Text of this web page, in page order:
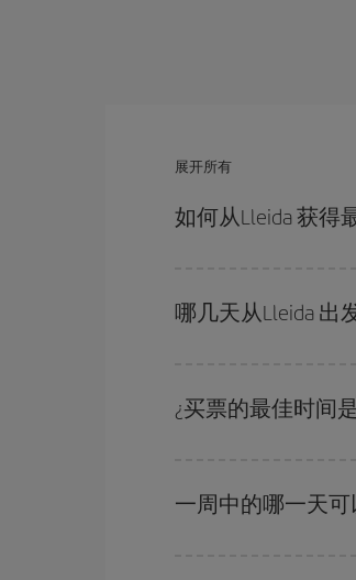
展开所有
如何从Lleida 获得
您一定会找到最便宜的航班
哪几天从Lleida 出
附近几天的航班 （包括去程
¿买票的最佳时间
越早购买越便宜。
一周中的哪一天可